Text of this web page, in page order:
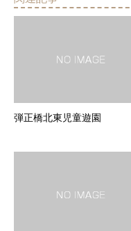
弾正橋北東児童遊園